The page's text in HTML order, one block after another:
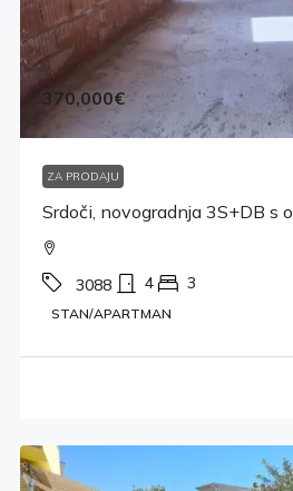
370,000€
ZA PRODAJU
Srdoči, novogradnja 3S+DB s
3088 4 3
STAN/APARTMAN